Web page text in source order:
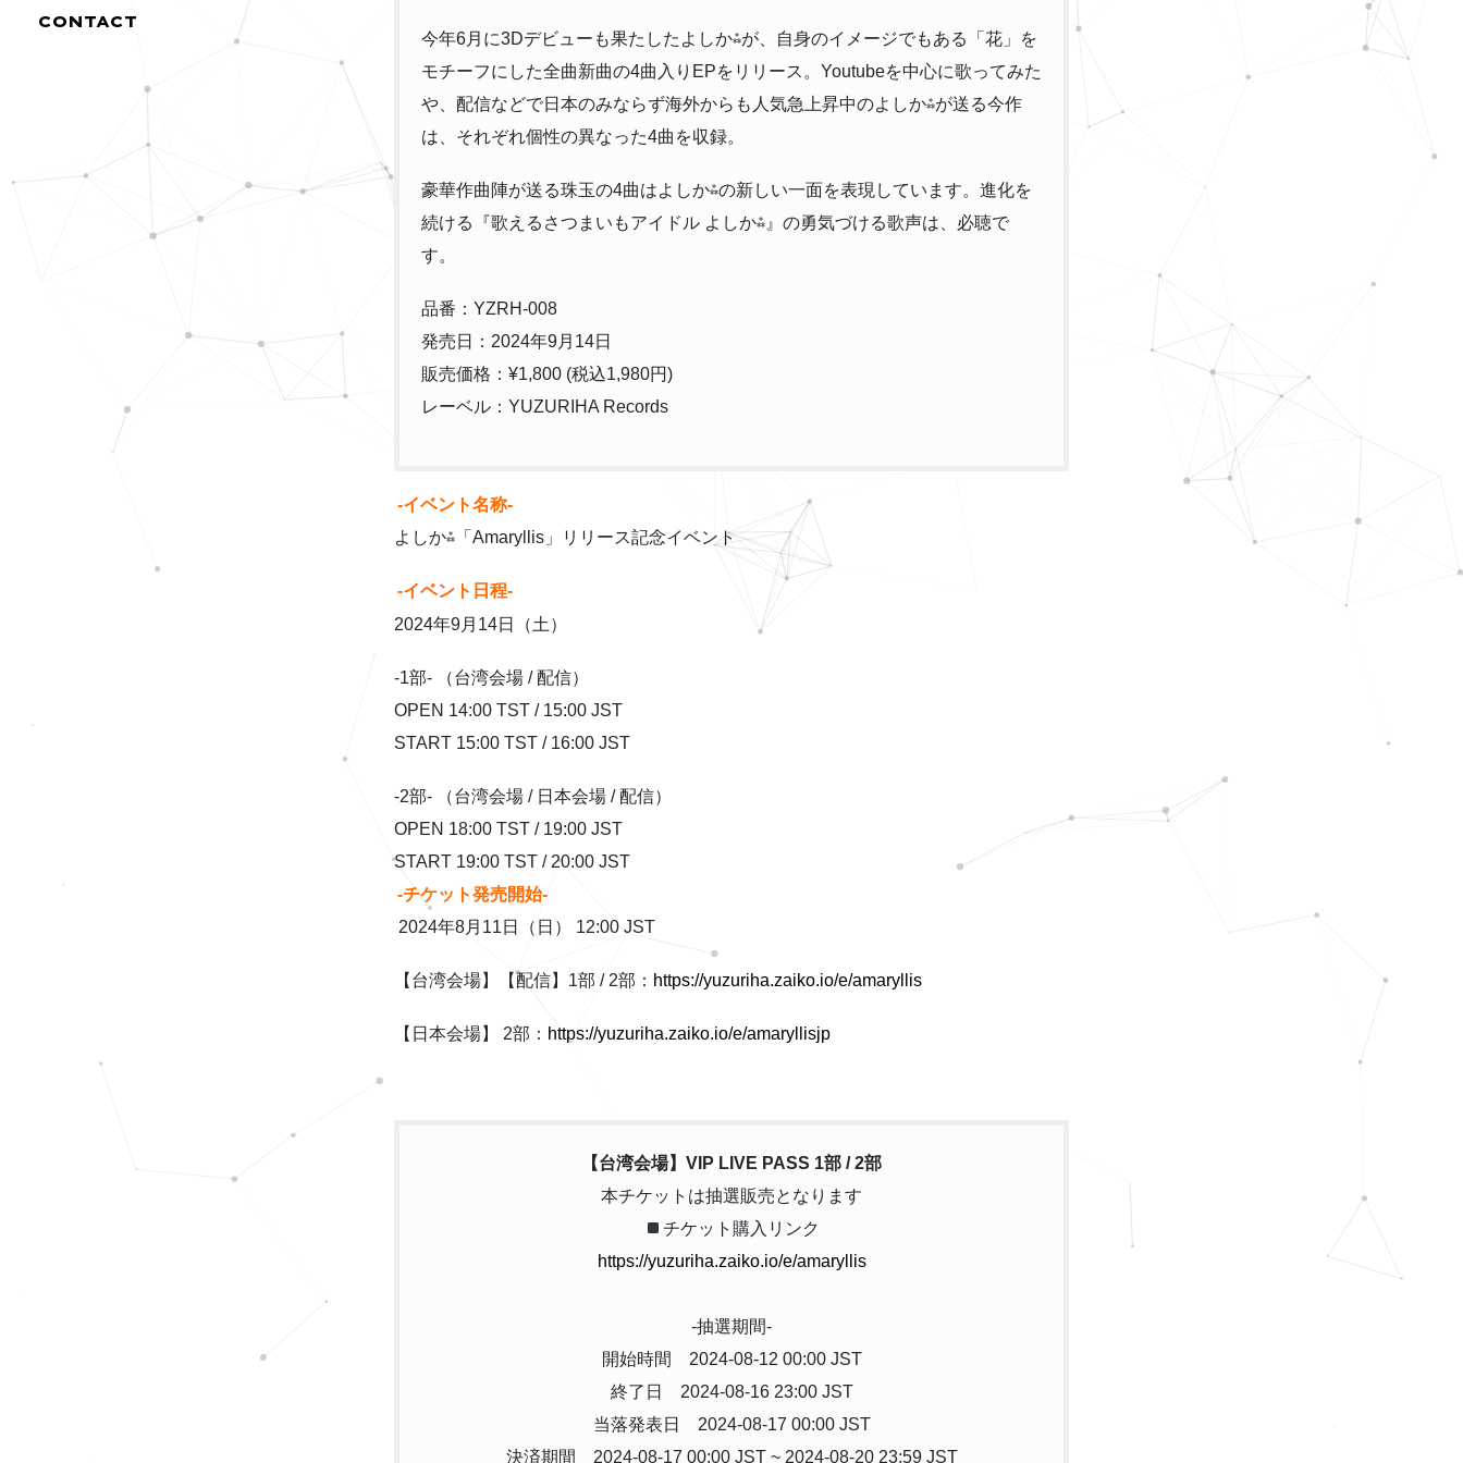
今年6月に3Dデビューも果たしたよしか⁂が、自身のイメージでもある「花」を
モチーフにした全曲新曲の4曲入りEPをリリース。Youtubeを中心に歌ってみた
や、配信などで日本のみならず海外からも人気急上昇中のよしか⁂が送る今作
は、それぞれ個性の異なった4曲を収録。
豪華作曲陣が送る珠玉の4曲はよしか⁂の新しい一面を表現しています。進化を
続ける『歌えるさつまいもアイドル よしか⁂』の勇気づける歌声は、必聴で
す。
品番：YZRH-008
発売日：2024年9月14日
販売価格：¥1,800 (税込1,980円)
レーベル：YUZURIHA Records
-イベント名称-
よしか⁂「Amaryllis」リリース記念イベント
-イベント日程-
2024年9月14日（土）
-1部- （台湾会場 / 配信）
OPEN 14:00 TST / 15:00 JST
START 15:00 TST / 16:00 JST
-2部- （台湾会場 / 日本会場 / 配信）
OPEN 18:00 TST / 19:00 JST
START 19:00 TST / 20:00 JST
-チケット発売開始-
2024年8月11日（日） 12:00 JST
【台湾会場】【配信】1部 / 2部： https://yuzuriha.zaiko.io/e/amaryllis
【日本会場】 2部： https://yuzuriha.zaiko.io/e/amaryllisjp
【台湾会場】VIP LIVE PASS 1部 / 2部
本チケットは抽選販売となります
チケット購入リンク
https://yuzuriha.zaiko.io/e/amaryllis
-抽選期間-
開始時間 2024-08-12 00:00 JST
終了日 2024-08-16 23:00 JST
当落発表日 2024-08-17 00:00 JST
決済期間 2024-08-17 00:00 JST ~ 2024-08-20 23:59 JST
CONTACT